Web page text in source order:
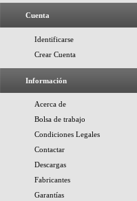
Cuenta
Identificarse
Crear Cuenta
Información
Acerca de
Bolsa de trabajo
Condiciones Legales
Contactar
Descargas
Fabricantes
Garantías